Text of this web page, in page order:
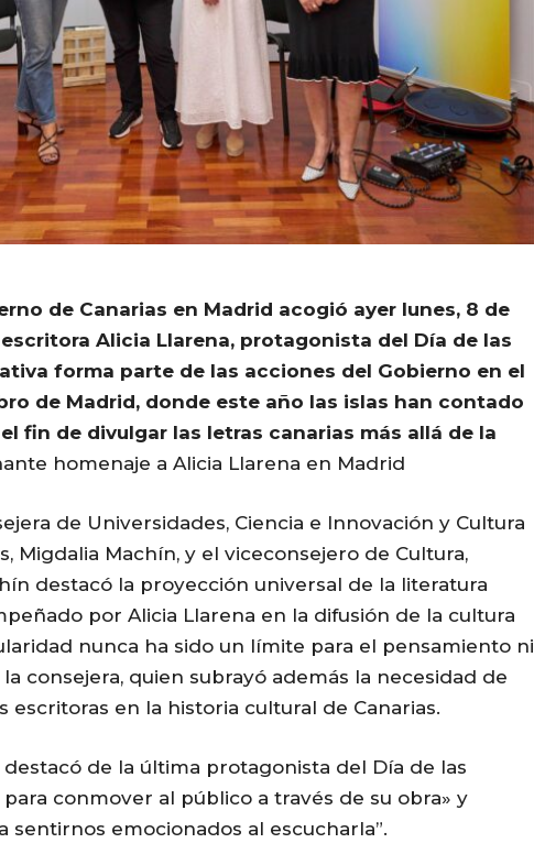
de Canarias en Madrid acogió ayer lunes, 8 de
Alicia Llarena, protagonista del Día de las
forma parte de las acciones del Gobierno en el
de Madrid, donde este año las islas han contado
fin de divulgar las letras canarias más allá de la
homenaje a Alicia Llarena en Madrid
de Universidades, Ciencia e Innovación y Cultura
Migdalia Machín, y el viceconsejero de Cultura,
destacó la proyección universal de la literatura
por Alicia Llarena en la difusión de la cultura
nunca ha sido un límite para el pensamiento ni
consejera, quien subrayó además la necesidad de
escritoras en la historia cultural de Canarias.
de la última protagonista del Día de las
para conmover al público a través de su obra» y
sentirnos emocionados al escucharla”.